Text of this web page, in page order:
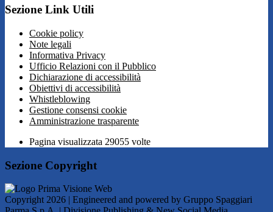
Sezione Link Utili
Cookie policy
Note legali
Informativa Privacy
Ufficio Relazioni con il Pubblico
Dichiarazione di accessibilità
Obiettivi di accessibilità
Whistleblowing
Gestione consensi cookie
Amministrazione trasparente
Pagina visualizzata 29055 volte
Sezione Copyright
Copyright 2026 | Engineered and powered by Gruppo Spaggiari